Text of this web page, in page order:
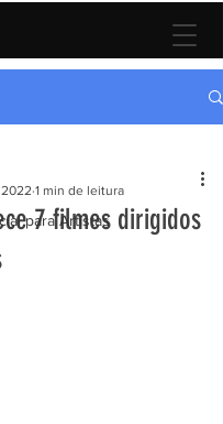
para Artistas
7 filmes dirigidos
2022 1 min de leitura